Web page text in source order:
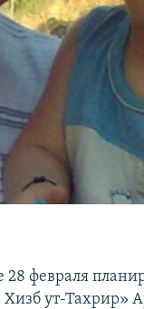
февраля
ут-Тахрир»